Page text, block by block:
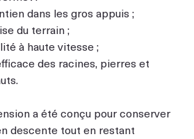
dans les gros appuis ;
du terrain ;
à haute vitesse ;
des racines, pierres et
a été conçu pour conserver
descente tout en restant